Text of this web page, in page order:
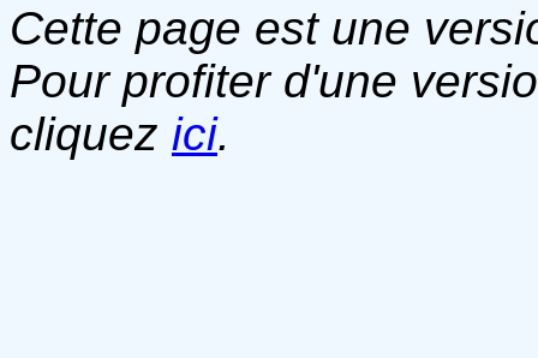
Cette page est une
Pour profiter d'une
cliquez ici.